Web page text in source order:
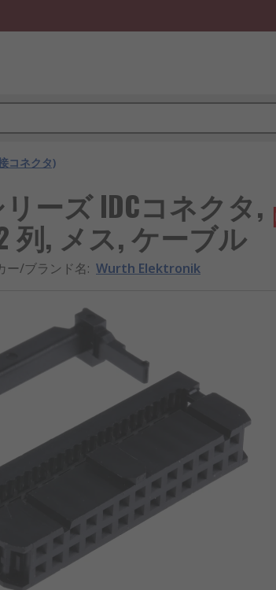
コネクタ)
リーズ IDCコネクタ,
列, メス, ケーブル
ー/ブランド名: Wurth Elektronik